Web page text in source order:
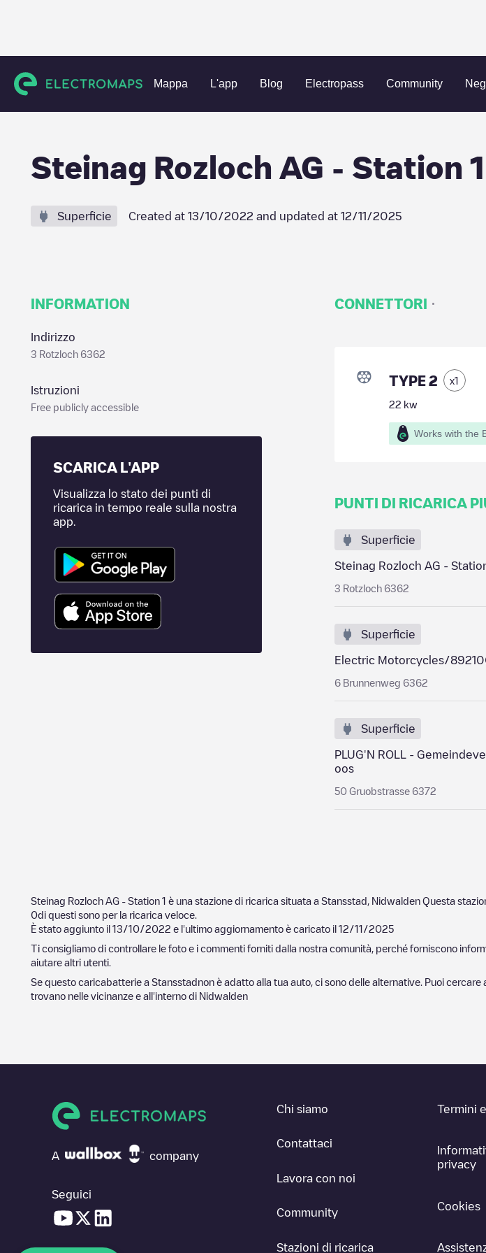
Mappa L'app Blog Electropass Community
Charging stations Svizzera Nidwalden Stansstad Steinag Rozloch AG - Station 1
Steinag Rozloch AG - Station 1
Superficie Created at 13/10/2022 and updated at 12/11/2025
INFORMATION
Indirizzo
3 Rotzloch 6362
Istruzioni
Free publicly accessible
SCARICA L'APP
Visualizza lo stato dei punti di
ricarica in tempo reale sulla nostra
app.
CONNETTORI ·
TYPE 2 x1
22 kw
Works with the
PUNTI DI RICARICA
Superficie
Steinag Rozloch AG -
3 Rotzloch 6362
Superficie
Electric Motorcycles/
6 Brunnenweg 6362
Superficie
PLUG'N ROLL -
oos
50 Gruobstrasse 6372
Steinag Rozloch AG - Station 1 è una stazione di ricarica situata a Stansstad Nidwalden Questa
0di questi sono per la ricarica veloce.
È stato aggiunto il 13/10/2022 e l'ultimo aggiornamento è caricato il 12/11/2025
Ti consigliamo di controllare le foto e i commenti forniti dalla nostra comunità, perché forniscono
aiutare altri utenti.
Se questo caricabatterie a Stansstad non è adatto alla tua auto, ci sono delle alternative. Puoi
trovano nelle vicinanze e all'interno di Nidwalden
A company
Seguici
Chi siamo
Contattaci
Lavora con noi
Community
Stazioni di ricarica
Termini
privacy
Cookies